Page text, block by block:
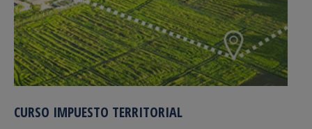
CURSO IMPUESTO TERRITORIAL